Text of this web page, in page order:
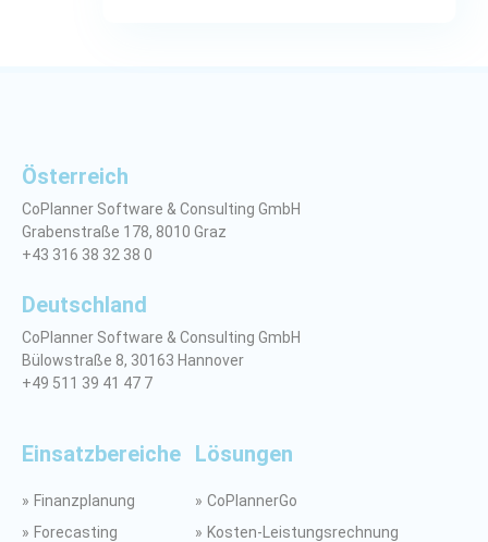
Österreich
CoPlanner Software & Consulting GmbH
Grabenstraße 178, 8010 Graz
+43 316 38 32 38 0
Deutschland
CoPlanner Software & Consulting GmbH
Bülowstraße 8, 30163 Hannover
+49 511 39 41 47 7
Einsatzbereiche
Finanzplanung
Forecasting
Lösungen
CoPlannerGo
Kosten-Leistungsrechnung